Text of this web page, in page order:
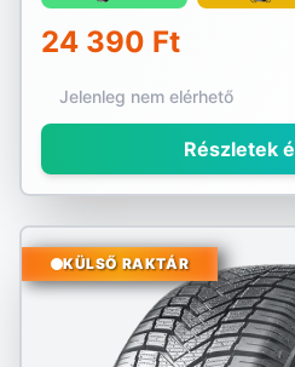
24 390 Ft
Jelenleg nem elérhető
Részletek
KÜLSŐ RAKTÁR